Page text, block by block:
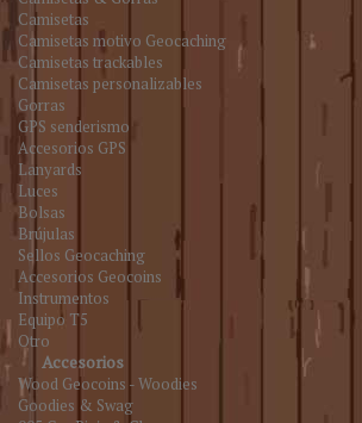
Camisetas
Camisetas motivo Geocaching
Camisetas trackables
Camisetas personalizables
Gorras
GPS senderismo
Accesorios GPS
Lanyards
Luces
Bolsas
Brújulas
Sellos Geocaching
Accesorios Geocoins
Instrumentos
Equipo T5
Otro
Accesorios
Wood Geocoins - Woodies
Goodies & Swag